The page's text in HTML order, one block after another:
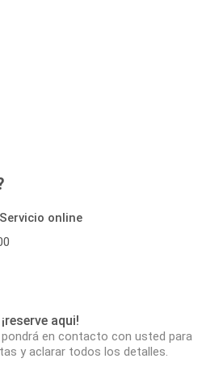
online
aqui!
en contacto con usted para
y aclarar todos los detalles.